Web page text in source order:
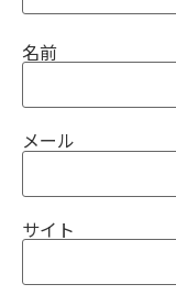
名前
メール
サイト